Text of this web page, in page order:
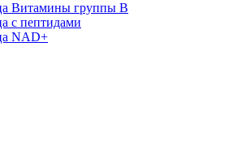
Витамины группы B
с пептидами
NAD+